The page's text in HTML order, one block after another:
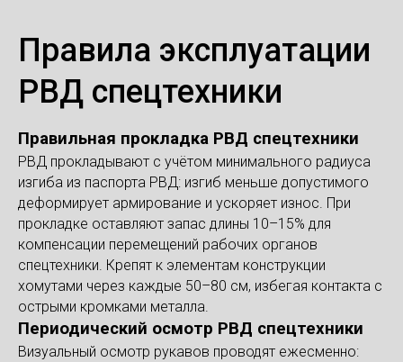
Правила эксплуатации
РВД спецтехники
Правильная прокладка РВД спецтехники
РВД прокладывают с учётом минимального радиуса
изгиба из паспорта РВД: изгиб меньше допустимого
деформирует армирование и ускоряет износ. При
прокладке оставляют запас длины 10–15% для
компенсации перемещений рабочих органов
спецтехники. Крепят к элементам конструкции
хомутами через каждые 50–80 см, избегая контакта с
острыми кромками металла.
Периодический осмотр РВД спецтехники
Визуальный осмотр рукавов проводят ежесменно: